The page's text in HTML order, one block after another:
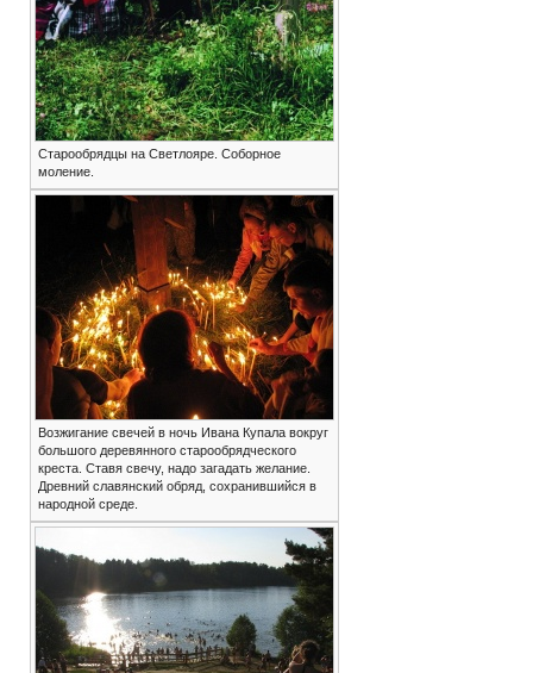
Старообрядцы на Светлояре. Соборное
моление.
Возжигание свечей в ночь Ивана Купала вокруг
большого деревянного старообрядческого
креста. Ставя свечу, надо загадать желание.
Древний славянский обряд, сохранившийся в
народной среде.